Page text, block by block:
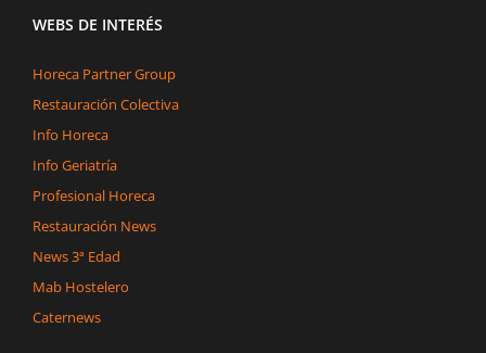
WEBS DE INTERÉS
Horeca Partner Group
Restauración Colectiva
Info Horeca
Info Geriatría
Profesional Horeca
Restauración News
News 3ª Edad
Mab Hostelero
Caternews